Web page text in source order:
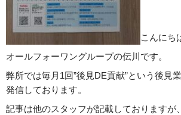
こんにち
オールフォーワングループの伝川です。
弊所では毎月1回”後見DE貢献”という後見
発信しております。
記事は他のスタッフが記載しておりますが